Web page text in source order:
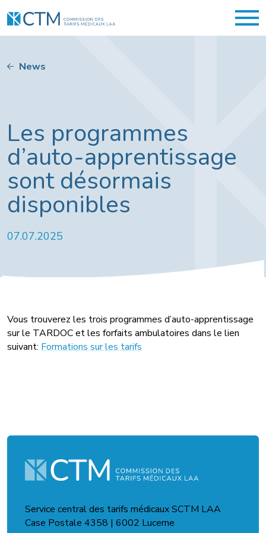
News
Les programmes
d’auto-apprentissage
sont désormais
disponibles
07.07.2025
Vous trouverez les trois programmes d’auto-apprentissage
sur le TARDOC et les forfaits ambulatoires dans le lien
suivant: Formations sur les tarifs
Service central des tarifs médicaux SCTM LAA
Case Postale 4358 | 6002 Lucerne